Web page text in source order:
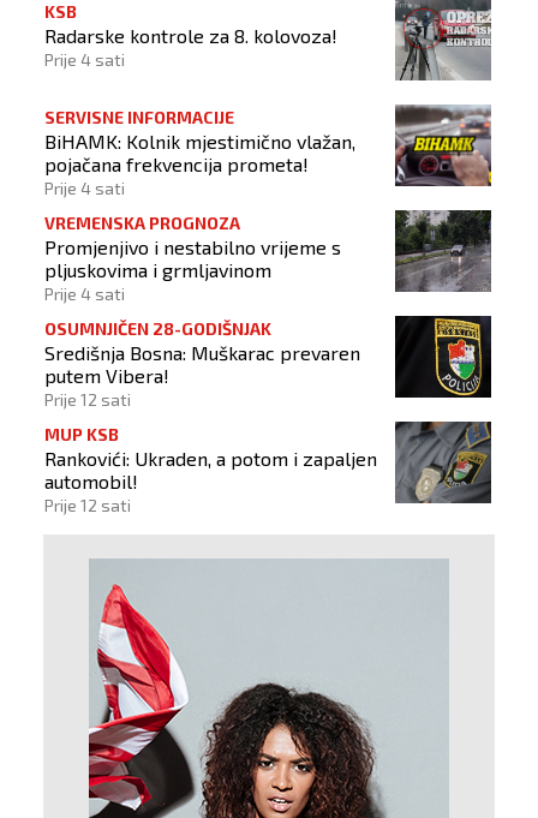
KSB
Radarske kontrole za 8. kolovoza!
Prije 4 sati
SERVISNE INFORMACIJE
BiHAMK: Kolnik mjestimično vlažan,
pojačana frekvencija prometa!
Prije 4 sati
VREMENSKA PROGNOZA
Promjenjivo i nestabilno vrijeme s
pljuskovima i grmljavinom
Prije 4 sati
OSUMNJIČEN 28-GODIŠNJAK
Središnja Bosna: Muškarac prevaren
putem Vibera!
Prije 12 sati
MUP KSB
Rankovići: Ukraden, a potom i zapaljen
automobil!
Prije 12 sati